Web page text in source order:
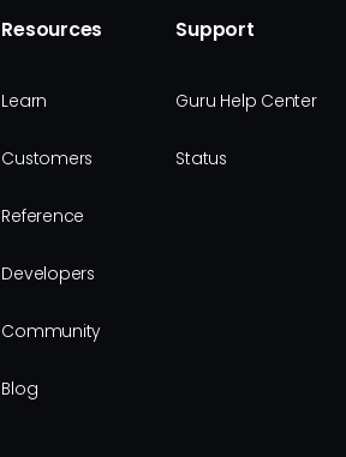
Resources
Learn
Customers
Reference
Developers
Community
Blog
Support
Guru Help Center
Status